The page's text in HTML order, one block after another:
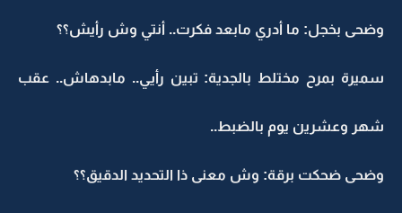
وضحى بخجل: ما أدري مابعد فكرت.. أنتي وش رأيش؟؟
سميرة بمرح مختلط بالجدية: تبين رأيي.. مابدهاش.. عقب
شهر وعشرين يوم بالضبط..
وضحى ضحكت برقة: وش معنى ذا التحديد الدقيق؟؟